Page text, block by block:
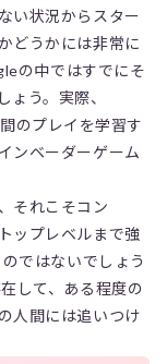
い状況からスター
どうかには非常に
の中ではすでにそ
ょう。実際、
のプレイを学習す
ンベーダーゲーム
それこそコン
ップレベルまで強
ではないでしょう
して、ある程度の
人間には追いつけ